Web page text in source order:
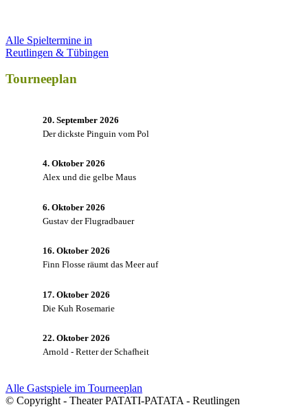
Alle Spieltermine in
Reutlingen & Tübingen
Tourneeplan
20. September 2026
Der dickste Pinguin vom Pol
4. Oktober 2026
Alex und die gelbe Maus
6. Oktober 2026
Gustav der Flugradbauer
16. Oktober 2026
Finn Flosse räumt das Meer auf
17. Oktober 2026
Die Kuh Rosemarie
22. Oktober 2026
Arnold - Retter der Schafheit
Alle Gastspiele im Tourneeplan
© Copyright - Theater PATATI-PATATA - Reutlingen